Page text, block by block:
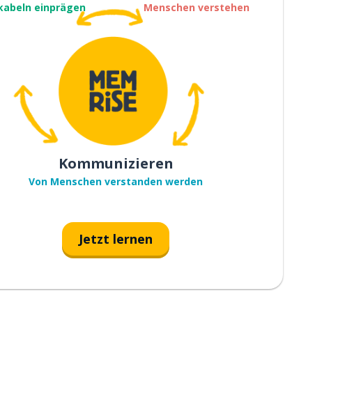
einprägen Menschen verstehen
Kommunizieren
Von Menschen verstanden werden
Jetzt lernen